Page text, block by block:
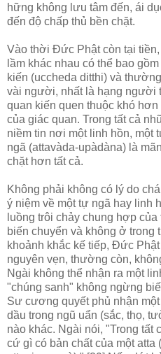
hững không lưu tâm đến, ái
đến độ chấp thủ bền chặt.
Vào thời Ðức Phật còn tại
lầm khác nhau có thể bao
kiến (uccheda ditthi) và
vài người, nhất là hạng người
quan kiến quen thuộc khó
của giác quan. Trong tất cả
niềm tin nơi một linh hồn, một
ngã (attavàda-upàdàna) là
chặt hơn tất cả.
Không phải không có lý do
ý niệm về một tự ngã hay linh
luồng trôi chảy chung hợp
biến chuyển và không ở trong
khoảnh khắc kế tiếp, Ðức
nguyên vẹn, thường còn,
Ngài không thể nhận ra một
"chúng sanh" không ngừng
Sư cương quyết phủ nhận
dầu trong ngũ uẩn (sắc, thọ,
nào khác. Ngài nói, "Trong tất
cứ gì có bản chất của một atta